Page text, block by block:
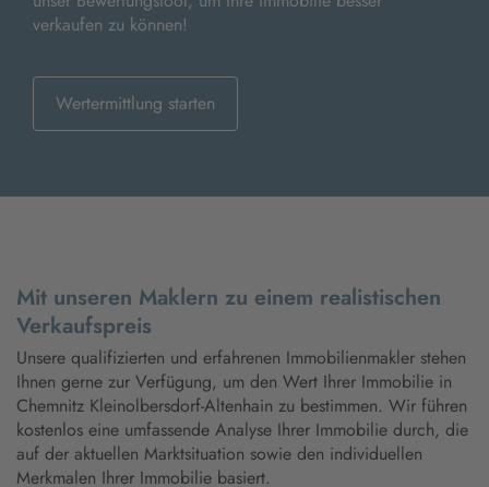
verkaufen zu können!
Wertermittlung starten
Mit unseren Maklern zu einem realistischen
Verkaufspreis
Unsere qualifizierten und erfahrenen Immobilienmakler stehen
Ihnen gerne zur Verfügung, um den Wert Ihrer Immobilie in
Chemnitz Kleinolbersdorf-Altenhain zu bestimmen. Wir führen
kostenlos eine umfassende Analyse Ihrer Immobilie durch, die
auf der aktuellen Marktsituation sowie den individuellen
Merkmalen Ihrer Immobilie basiert.